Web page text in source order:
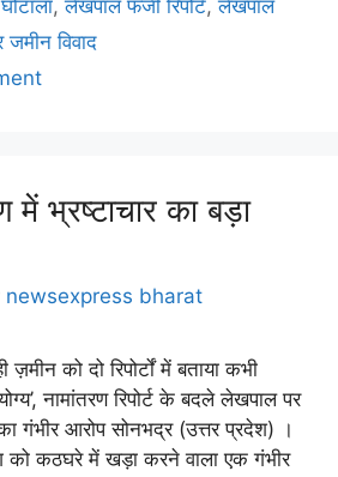
,लेखपाल फर्जी रिपोर्ट,लेखपाल
जमीन विवाद
में भ्रष्टाचार का बड़ा
newsexpress bharat
को दो रिपोर्टों में बताया कभी
नामांतरण रिपोर्ट के बदले लेखपाल पर
गंभीर आरोप सोनभद्र (उत्तर प्रदेश) ।
को कठघरे में खड़ा करने वाला एक गंभीर